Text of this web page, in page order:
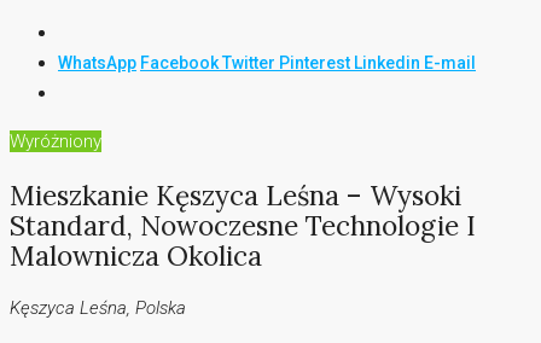
WhatsApp FacebookTwitter Pinterest Linkedin E-mail
Wyróżniony
Mieszkanie Kęszyca Leśna – Wysoki
Standard, Nowoczesne Technologie I
Malownicza Okolica
Kęszyca Leśna, Polska